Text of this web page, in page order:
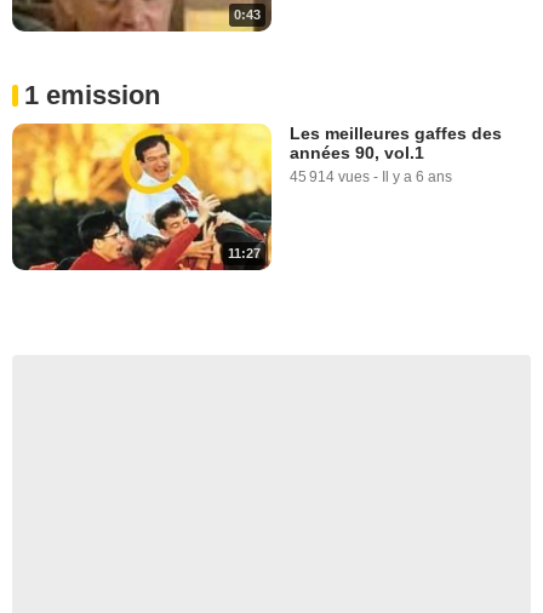
0:43
1 emission
11:27
Les meilleures gaffes des
années 90, vol.1
45 914 vues - Il y a 6 ans